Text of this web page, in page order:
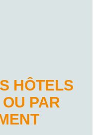
HÔTELS
PAR